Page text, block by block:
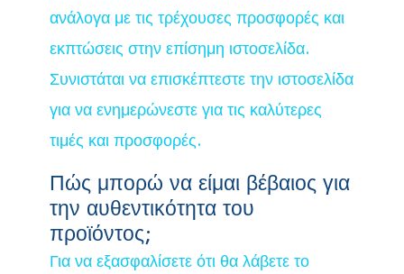
ανάλογα με τις τρέχουσες προσφορές και
εκπτώσεις στην επίσημη ιστοσελίδα.
Συνιστάται να επισκέπτεστε την ιστοσελίδα
για να ενημερώνεστε για τις καλύτερες
τιμές και προσφορές.
Πώς μπορώ να είμαι βέβαιος για
την αυθεντικότητα του
προϊόντος;
Για να εξασφαλίσετε ότι θα λάβετε το